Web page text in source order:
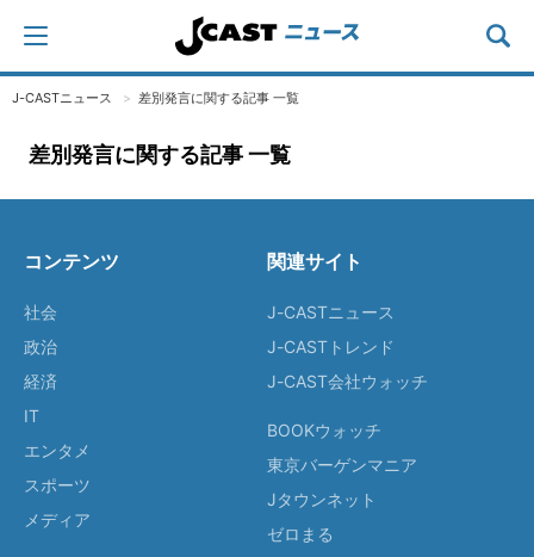
J-CASTニュース 差別発言に関する記事 一覧
差別発言に関する記事 一覧
コンテンツ
社会
政治
経済
IT
エンタメ
スポーツ
メディア
関連サイト
J-CASTニュース
J-CASTトレンド
J-CAST会社ウォッチ
BOOKウォッチ
東京バーゲンマニア
Jタウンネット
ゼロまる